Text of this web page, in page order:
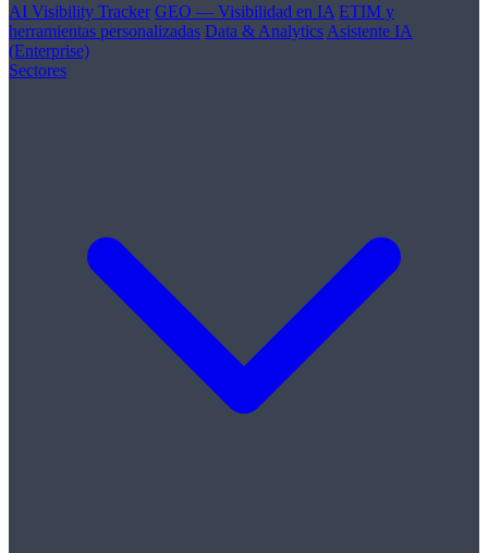
AI Visibility Tracker GEO — Visibilidad en IA ETIM y
herramientas personalizadas Data & Analytics Asistente IA
(Enterprise)
Sectores